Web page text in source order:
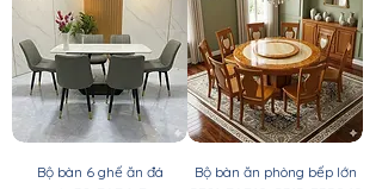
Bộ bàn 6 ghế ăn đá
Bộ bàn ăn phòng bếp lớn